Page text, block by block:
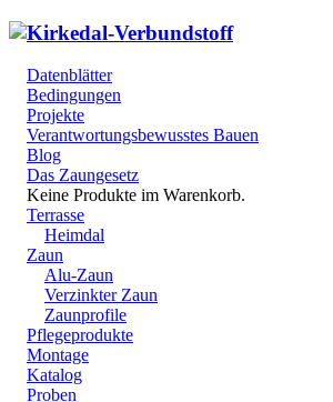
Datenblätter
Bedingungen
Projekte
Verantwortungsbewusstes Bauen
Blog
Das Zaungesetz
Keine Produkte im Warenkorb.
Terrasse
Heimdal
Zaun
Alu-Zaun
Verzinkter Zaun
Zaunprofile
Pflegeprodukte
Montage
Katalog
Proben